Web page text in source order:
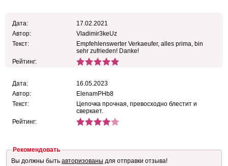
Дата:
17.02.2021
Автор:
Vladimir3keUz
Текст:
Empfehlenswerter Verkaeufer, alles prima, bin
sehr zufrieden! Danke!
Рейтинг:
Дата:
16.05.2023
Автор:
ElenamPHb8
Текст:
Цепочка прочная, превосходно блестит и
сверкает.
Рейтинг:
Рекомендовать
Вы должны быть авторизованы для отправки отзыва!